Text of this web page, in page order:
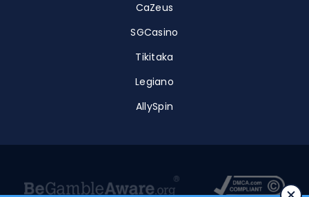
CaZeus
SGCasino
Tikitaka
Legiano
AllySpin